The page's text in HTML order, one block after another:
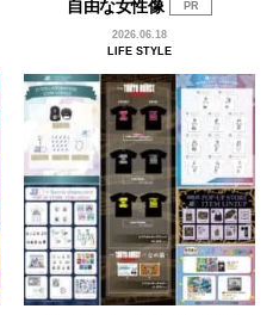
自由な女性像 PR
2026.06.18
LIFE STYLE